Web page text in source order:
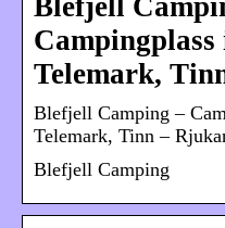
Blefjell
Telemark,
Blefjell Camping –
Telemark, Tinn –
Blefjell Camping